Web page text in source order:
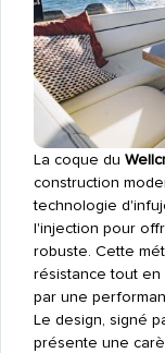
La coque du
construction
technologie
l'injection pour
robuste. Cette
résistance tout en
par une
Le design, signé
présente une